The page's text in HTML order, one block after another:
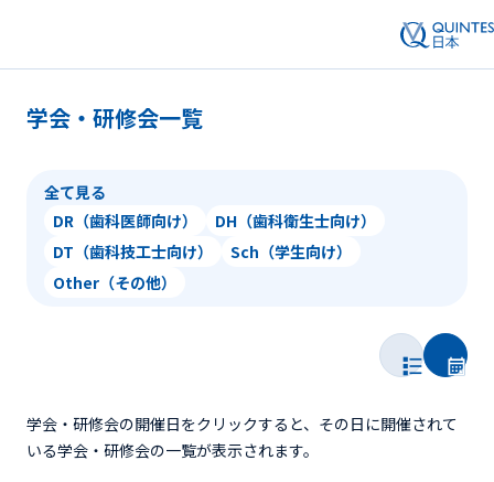
学会・研修会一覧
全て見る
DR（歯科医師向け）
DH（歯科衛生士向け）
DT（歯科技工士向け）
Sch（学生向け）
Other（その他）
学会・研修会の開催日をクリックすると、その日に開催されて
いる学会・研修会の一覧が表示されます。